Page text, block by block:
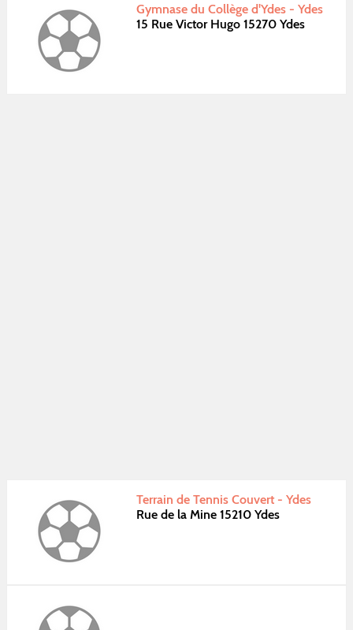
Gymnase du Collège d'Ydes - Ydes
15 Rue Victor Hugo 15270 Ydes
Terrain de Tennis Couvert - Ydes
Rue de la Mine 15210 Ydes